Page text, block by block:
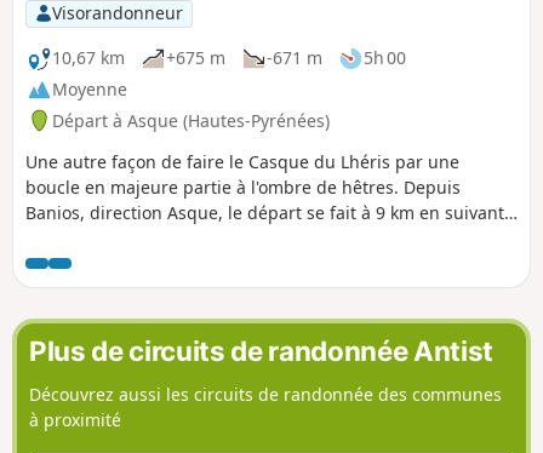
Visorandonneur
10,67 km
+675 m -671 m
5h 00
Moyenne
Départ à Asque (Hautes-Pyrénées)
Une autre façon de faire le Casque du Lhéris par une
boucle en majeure partie à l'ombre de hêtres. Depuis
Banios, direction Asque, le départ se fait à 9 km en suivant
continuant, à droite, toujours plein Sud, par la route des
crêtes (Cami deth Bernet) jusqu'au parking de la Plate
Forme à 918 m d'altitude en ayant laissé une route à gauche
(cote 751). Le parcours se fait sans courir en 4 h de marche,
ajouter 1 h pour les petits arrêts et le pique-nique de midi
conseillé du côté du Puits d'Aris sur la descente après le
sommet. Randonnée à effectuée hors enneigement et
Plus de circuits de randonnée Antist
Découvrez aussi les circuits de randonnée des communes
à proximité